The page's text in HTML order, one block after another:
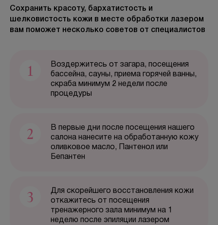
БЕСПЛАТНАЯ КОНСУЛЬТАЦИЯ
Сохранить красоту, бархатистость и
шелковистость кожи в месте обработки лазером
вам поможет несколько советов от специалистов
1
Воздержитесь от загара, посещения
бассейна, сауны, приема горячей ванны,
скраба минимум 2 недели после
процедуры
2
В первые дни после посещения нашего
салона нанесите на обработанную кожу
оливковое масло, Пантенол или
Бепантен
3
Для скорейшего восстановления кожи
откажитесь от посещения
тренажерного зала минимум на 1
неделю после эпиляции лазером